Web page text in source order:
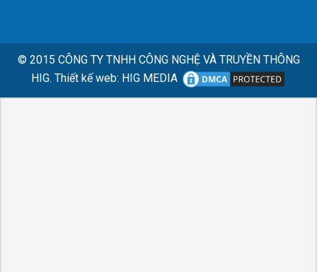
© 2015 CÔNG TY TNHH CÔNG NGHỆ VÀ TRUYỀN THÔNG
HIG. Thiết kế web: HIG MEDIA